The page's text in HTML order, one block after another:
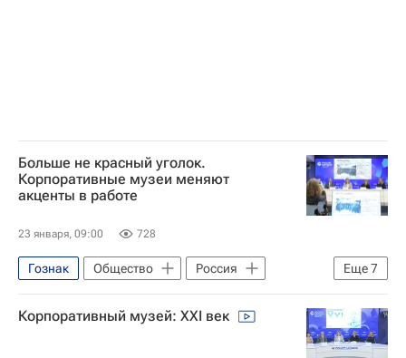
Больше не красный уголок.
Корпоративные музеи меняют
акценты в работе
23 января, 09:00 728
Еще7
Гознак Общество
Россия
Санкт-Петербург
Пермь
Петр I
Корпоративный музей: XXI век